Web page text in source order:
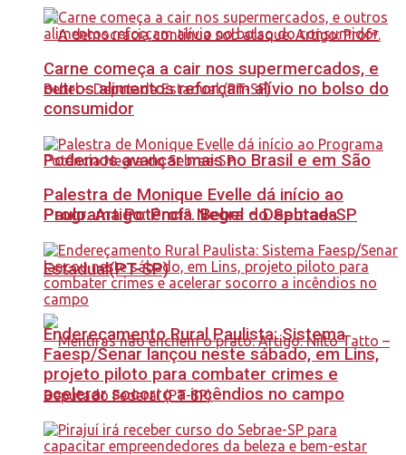
Podemos avançar mais no Brasil e em São
Paulo. Artigo: Profª. Bebel – Deputada
Estadual(PT-SP)
Carne começa a cair nos supermercados, e
outros alimentos reforçam alívio no bolso do
consumidor
Palestra de Monique Evelle dá início ao
Programa Potência Negra do Sebrae-SP
Endereçamento Rural Paulista: Sistema
Faesp/Senar lançou neste sábado, em Lins,
projeto piloto para combater crimes e
acelerar socorro a incêndios no campo